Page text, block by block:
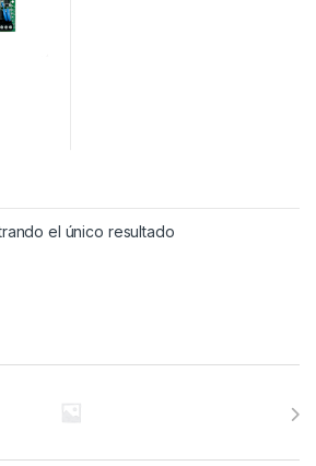
el único resultado